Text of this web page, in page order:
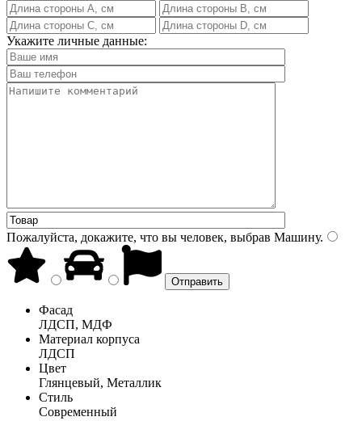
Укажите личные данные:
Пожалуйста, докажите, что вы человек, выбрав Машину.
Фасад
ЛДСП, МДФ
Материал корпуса
ЛДСП
Цвет
Глянцевый, Металлик
Стиль
Современный